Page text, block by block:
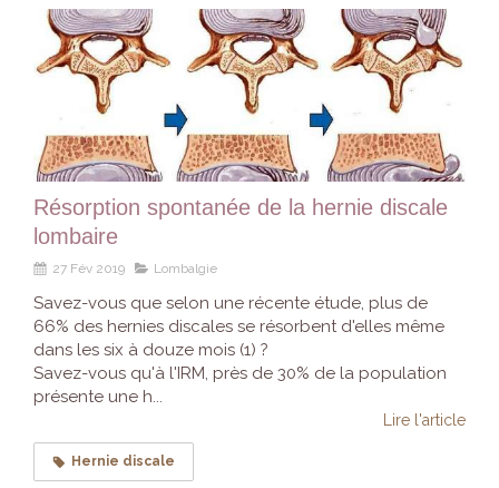
Résorption spontanée de la hernie discale
lombaire
27 Fév 2019 Lombalgie
Savez-vous que selon une récente étude, plus de
66% des hernies discales se résorbent d'elles même
dans les six à douze mois (1) ?
Savez-vous qu'à l'IRM, près de 30% de la population
présente une h...
Lire l'article
Hernie discale